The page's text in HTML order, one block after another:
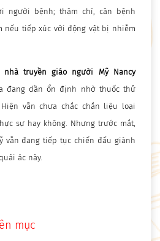
người bệnh; thậm chí, căn bệnh
nếu tiếp xúc với động vật bị nhiễm
truyền giáo người Mỹ Nancy
đang dần ổn định nhờ thuốc thử
Hiện vẫn chưa chắc chắn liệu loại
sự hay không. Nhưng trước mắt,
vẫn đang tiếp tục chiến đấu giành
ác này.
mục